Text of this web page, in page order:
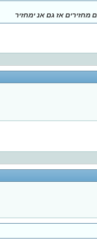
אז גם אנ ימחזיר